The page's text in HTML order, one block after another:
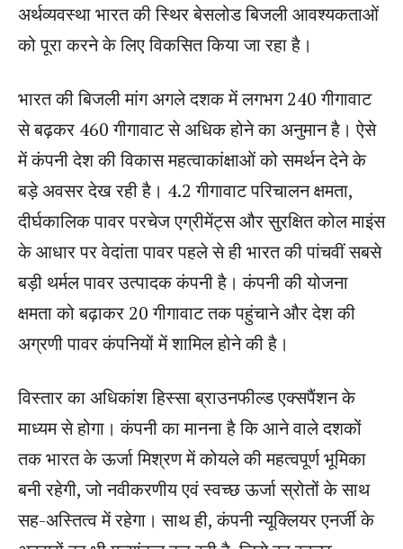
अर्थव्यवस्था भारत की स्थिर बेसलोड बिजली आवश्यकताओं
को पूरा करने के लिए विकसित किया जा रहा है।
भारत की बिजली मांग अगले दशक में लगभग 240 गीगावाट
से बढ़कर 460 गीगावाट से अधिक होने का अनुमान है। ऐसे
में कंपनी देश की विकास महत्वाकांक्षाओं को समर्थन देने के
बड़े अवसर देख रही है। 4.2 गीगावाट परिचालन क्षमता,
दीर्घकालिक पावर परचेज एग्रीमेंट्स और सुरक्षित कोल माइंस
के आधार पर वेदांता पावर पहले से ही भारत की पांचवीं सबसे
बड़ी थर्मल पावर उत्पादक कंपनी है। कंपनी की योजना
क्षमता को बढ़ाकर 20 गीगावाट तक पहुंचाने और देश की
अग्रणी पावर कंपनियों में शामिल होने की है।
विस्तार का अधिकांश हिस्सा ब्राउनफील्ड एक्सपैंशन के
माध्यम से होगा। कंपनी का मानना है कि आने वाले दशकों
तक भारत के ऊर्जा मिश्रण में कोयले की महत्वपूर्ण भूमिका
बनी रहेगी, जो नवीकरणीय एवं स्वच्छ ऊर्जा स्रोतों के साथ
सह-अस्तित्व में रहेगा। साथ ही, कंपनी न्यूक्लियर एनर्जी के